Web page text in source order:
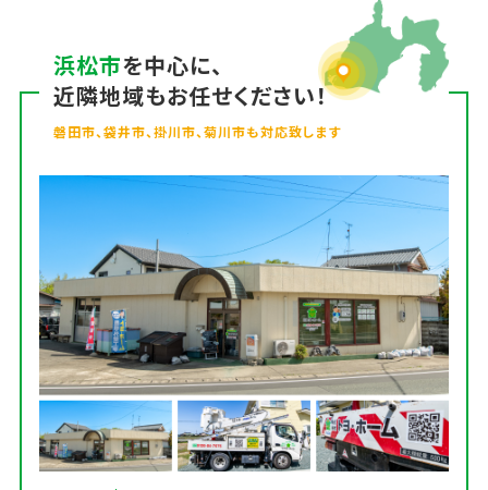
浜松市を中心に、
近隣地域もお任せください！
磐田市、袋井市、掛川市、菊川市も対応致します